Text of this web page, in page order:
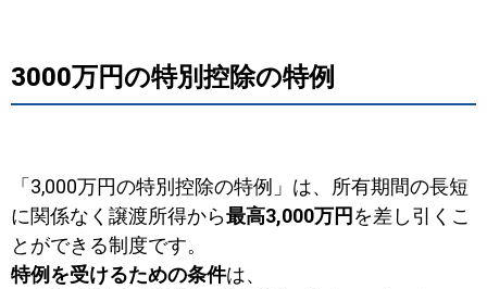
3000万円の特別控除の特例
「3,000万円の特別控除の特例」 は、所有期間の長短
に関係なく譲渡所得から最高3,000万円を差し引くこ
とができる制度です。
特例を受けるための条件は、